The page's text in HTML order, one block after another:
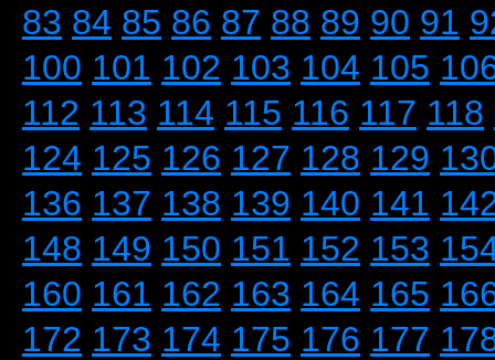
83 84 85 86 87 88 89 90 91
100 101 102 103 104 105
112 113 114 115 116 117 118
124 125 126 127 128 129
136 137 138 139 140 141
148 149 150 151 152 153
160 161 162 163 164 165
172 173 174 175 176 177